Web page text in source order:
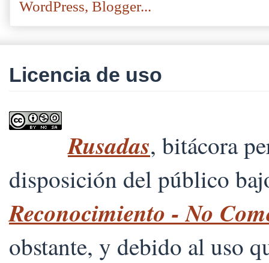
Licencia de uso
Rusadas, bitácora
disposición del público
Reconocimiento - No
obstante, y debido al uso